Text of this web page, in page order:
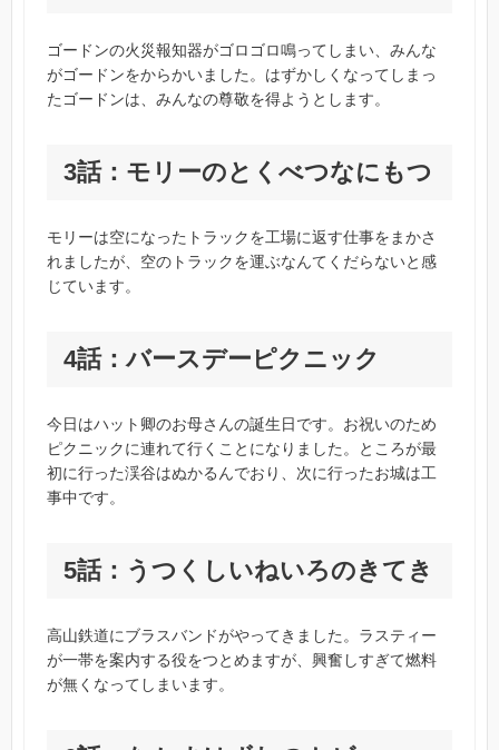
ゴードンの火災報知器がゴロゴロ鳴ってしまい、みんな
がゴードンをからかいました。はずかしくなってしまっ
たゴードンは、みんなの尊敬を得ようとします。
3話：モリーのとくべつなにもつ
モリーは空になったトラックを工場に返す仕事をまかさ
れましたが、空のトラックを運ぶなんてくだらないと感
じています。
4話：バースデーピクニック
今日はハット卿のお母さんの誕生日です。お祝いのため
ピクニックに連れて行くことになりました。ところが最
初に行った渓谷はぬかるんでおり、次に行ったお城は工
事中です。
5話：うつくしいねいろのきてき
高山鉄道にブラスバンドがやってきました。ラスティー
が一帯を案内する役をつとめますが、興奮しすぎて燃料
が無くなってしまいます。